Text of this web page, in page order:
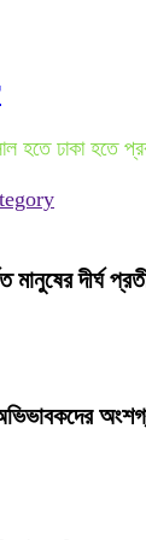
হতে ঢাকা হতে
মানুষের দীর্ঘ
অভিভাবকদের